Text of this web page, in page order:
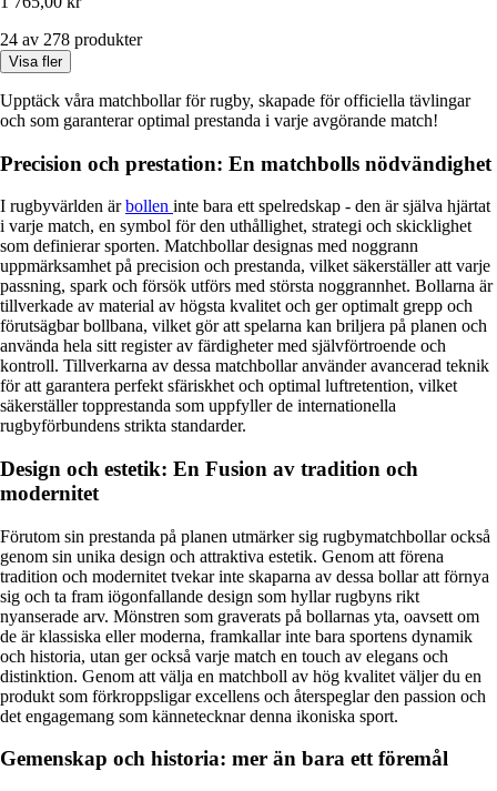
24 av 278 produkter
Visa fler
Upptäck våra matchbollar för rugby, skapade för officiella tävlingar
och som garanterar optimal prestanda i varje avgörande match!
Precision och prestation: En matchbolls nödvändighet
I rugbyvärlden ärbollen inte bara ett spelredskap - den är själva hjärtat
i varje match, en symbol för den uthållighet, strategi och skicklighet
som definierar sporten. Matchbollar designas med noggrann
uppmärksamhet på precision och prestanda, vilket säkerställer att varje
passning, spark och försök utförs med största noggrannhet. Bollarna är
tillverkade av material av högsta kvalitet och ger optimalt grepp och
förutsägbar bollbana, vilket gör att spelarna kan briljera på planen och
använda hela sitt register av färdigheter med självförtroende och
kontroll. Tillverkarna av dessa matchbollar använder avancerad teknik
för att garantera perfekt sfäriskhet och optimal luftretention, vilket
säkerställer topprestanda som uppfyller de internationella
rugbyförbundens strikta standarder.
Design och estetik: En Fusion av tradition och
modernitet
Förutom sin prestanda på planen utmärker sig rugbymatchbollar också
genom sin unika design och attraktiva estetik. Genom att förena
tradition och modernitet tvekar inte skaparna av dessa bollar att förnya
sig och ta fram iögonfallande design som hyllar rugbyns rikt
nyanserade arv. Mönstren som graverats på bollarnas yta, oavsett om
de är klassiska eller moderna, framkallar inte bara sportens dynamik
och historia, utan ger också varje match en touch av elegans och
distinktion. Genom att välja en matchboll av hög kvalitet väljer du en
produkt som förkroppsligar excellens och återspeglar den passion och
det engagemang som kännetecknar denna ikoniska sport.
Gemenskap och historia: mer än bara ett föremål